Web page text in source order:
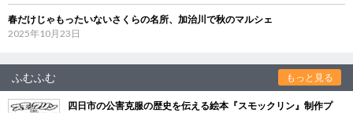
春だけじゃもったいないさくらの名所、加治川で秋のマルシェ
2025年10月23日
ふむふむ もっと見る
四日市の公害克服の歴史を伝える絵本『スモックリン』制作プ